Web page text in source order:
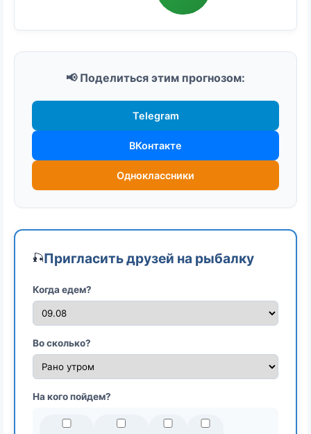
📢 Поделиться этим прогнозом:
Telegram
ВКонтакте
Одноклассники
🎣Пригласить друзей на рыбалку
Когда едем?
Во сколько?
На кого пойдем?